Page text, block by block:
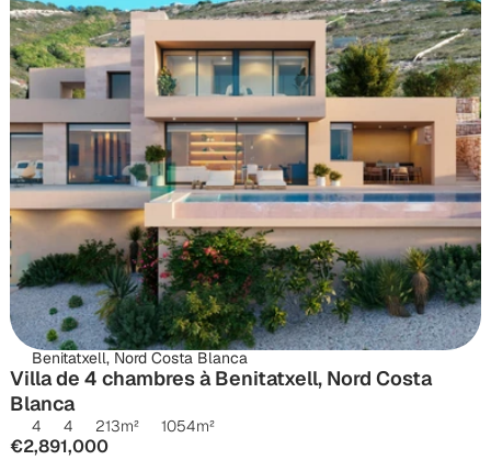
Benitatxell, Nord Costa Blanca
Villa de 4 chambres à Benitatxell, Nord Costa
Blanca
4 4 213m² 1054m²
€2,891,000